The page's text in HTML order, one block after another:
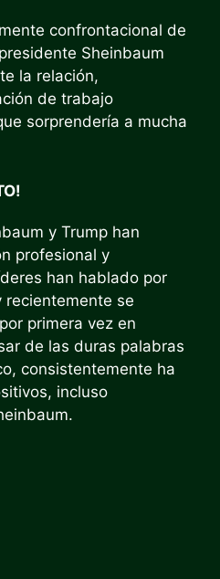
confrontacional de
Sheinbaum
la relación,
de trabajo
sorprendería a mucha
y Trump han
profesional y
han hablado por
recientemente se
primera vez en
de las duras palabras
consistentemente ha
incluso